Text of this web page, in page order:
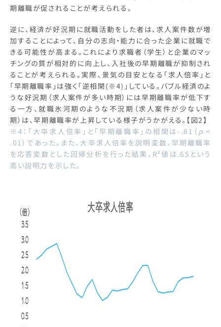
期離職が促されることが考えられる。
逆に、経済が好況期に就職活動をした者は、求人案件数が増
加することによって、自分の志向・能力に合った企業に就職で
きる可能性が高まる。これにより求職者（学生）と企業のマッ
チングの質が相対的に向上し、入社後の早期離職が抑制され
ることが考えられる。実際、景気の目安となる「求人倍率」と
「早期離職率」は強く「逆相関(※4)」している。バブル経済のよ
うな好況期（求人案件が多い時期）には早期離職率が低下す
る一方、就職氷河期のような不況期（求人案件が少ない時
期）は、早期離職率が上昇している様子がうかがえる。【図2】
※4：「大卒求人倍率」と「早期離職率」の相関は-.81（ p<
.01）であった。また、大卒求人倍率を説明変数、早期離職率
を応答変数とした回帰分析を行った結果、R²値は.65という
高い説明力を示した。